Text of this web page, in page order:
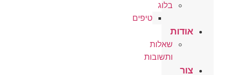
בלוג
טיפים
אודות
שאלות
ותשובות
צור